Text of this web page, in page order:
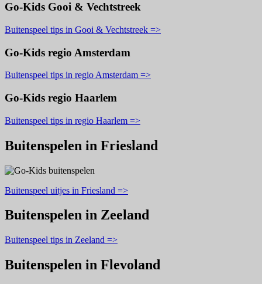
Go-Kids Gooi & Vechtstreek
Buitenspeel tips in Gooi & Vechtstreek =>
Go-Kids regio Amsterdam
Buitenspeel tips in regio Amsterdam =>
Go-Kids regio Haarlem
Buitenspeel tips in regio Haarlem =>
Buitenspelen in Friesland
Buitenspeel uitjes in Friesland =>
Buitenspelen in Zeeland
Buitenspeel tips in Zeeland =>
Buitenspelen in Flevoland